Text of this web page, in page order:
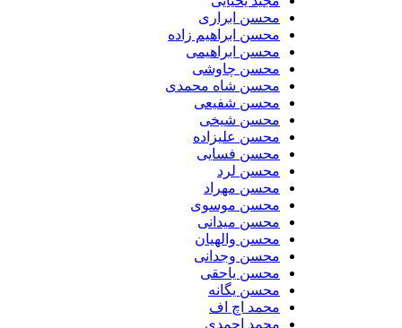
محسن ابراری
محسن ابراهیم زاده
محسن ابراهیمی
محسن چاوشی
محسن شاه محمدی
محسن شفیعی
محسن شیخی
محسن علیزاده
محسن فسایی
محسن لرد
محسن مهراد
محسن موسوی
محسن میدانی
محسن والهیان
محسن وجدانی
محسن یاحقی
محسن یگانه
محمد اچ اف
محمد احمدی